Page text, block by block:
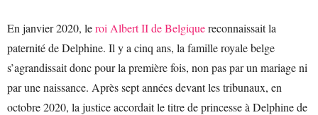
En janvier 2020, leroi Albert II de Belgiquereconnaissait la
paternité de Delphine. Il y a cinq ans, la famille royale belge
s’agrandissait donc pour la première fois, non pas par un mariage ni
par une naissance. Après sept années devant les tribunaux, en
octobre 2020, la justice accordait le titre de princesse à Delphine de